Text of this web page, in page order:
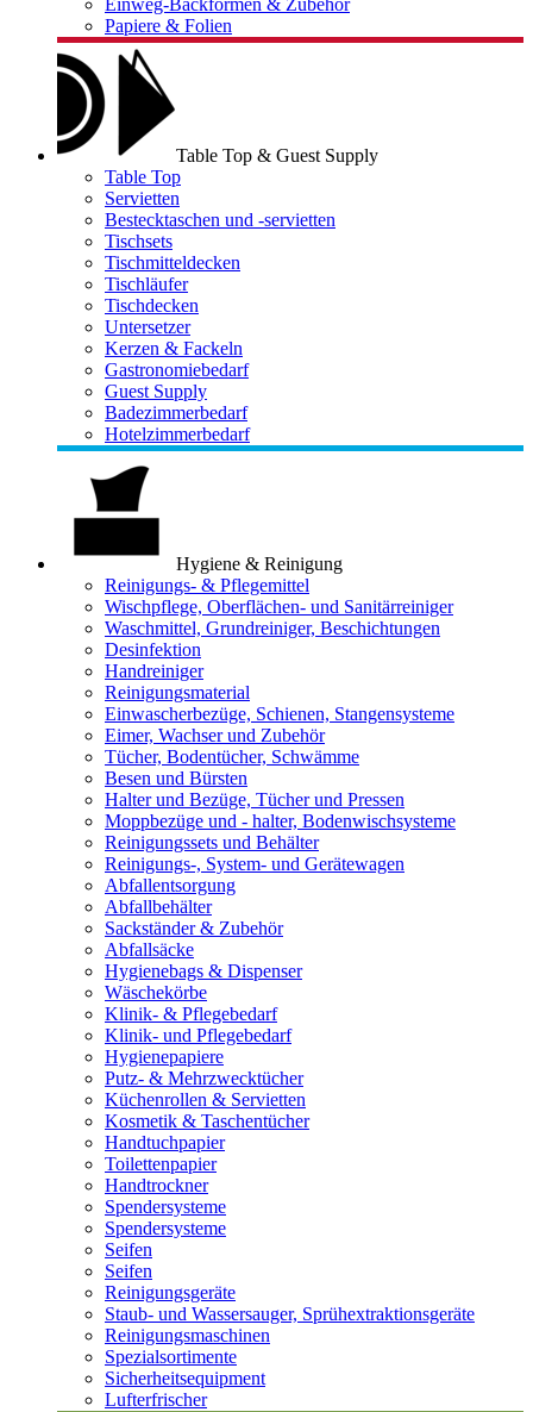
Einweg-Backformen & Zubehör
Papiere & Folien
Table Top & Guest Supply
Table Top
Servietten
Bestecktaschen und -servietten
Tischsets
Tischmitteldecken
Tischläufer
Tischdecken
Untersetzer
Kerzen & Fackeln
Gastronomiebedarf
Guest Supply
Badezimmerbedarf
Hotelzimmerbedarf
Hygiene & Reinigung
Reinigungs- & Pflegemittel
Wischpflege, Oberflächen- und Sanitärreiniger
Waschmittel, Grundreiniger, Beschichtungen
Desinfektion
Handreiniger
Reinigungsmaterial
Einwascherbezüge, Schienen, Stangensysteme
Eimer, Wachser und Zubehör
Tücher, Bodentücher, Schwämme
Besen und Bürsten
Halter und Bezüge, Tücher und Pressen
Moppbezüge und - halter, Bodenwischsysteme
Reinigungssets und Behälter
Reinigungs-, System- und Gerätewagen
Abfallentsorgung
Abfallbehälter
Sackständer & Zubehör
Abfallsäcke
Hygienebags & Dispenser
Wäschekörbe
Klinik- & Pflegebedarf
Klinik- und Pflegebedarf
Hygienepapiere
Putz- & Mehrzwecktücher
Küchenrollen & Servietten
Kosmetik & Taschentücher
Handtuchpapier
Toilettenpapier
Handtrockner
Spendersysteme
Spendersysteme
Seifen
Seifen
Reinigungsgeräte
Staub- und Wassersauger, Sprühextraktionsgeräte
Reinigungsmaschinen
Spezialsortimente
Sicherheitsequipment
Lufterfrischer